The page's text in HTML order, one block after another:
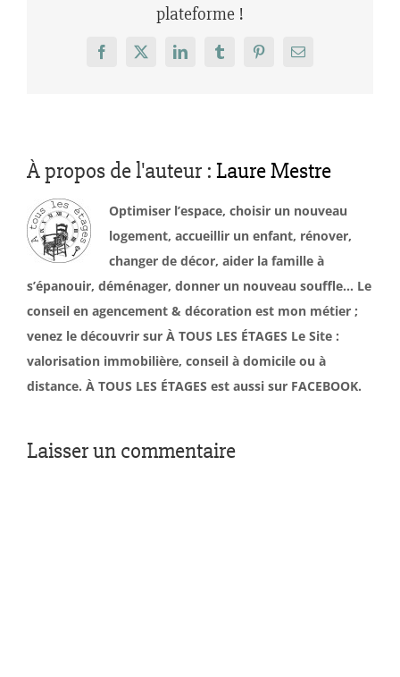
plateforme !
Facebook
X LinkedInTumblrPinterestEmail
À propos de l'auteur : Laure Mestre
Optimiser l’espace, choisir un nouveau
logement, accueillir un enfant, rénover,
changer de décor, aider la famille à
s’épanouir, déménager, donner un nouveau souffle… Le
conseil en agencement & décoration est mon métier ;
venez le découvrir sur À TOUS LES ÉTAGES Le Site :
valorisation immobilière, conseil à domicile ou à
distance. À TOUS LES ÉTAGES est aussi sur FACEBOOK.
Laisser un commentaire